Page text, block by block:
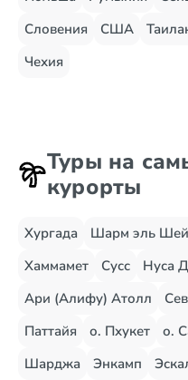
Словения
США
Чехия
Туры на
курорты
Хургада Шарм эль
Хаммамет
Сусс
Нуса
Ари (Алифу) Атолл
Паттайя
о. Пхукет о.
Шарджа
Энкамп